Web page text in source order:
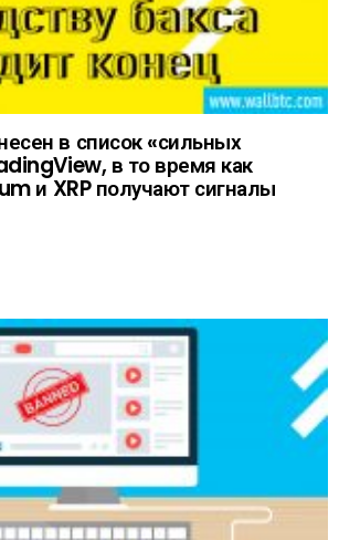
в список «сильных
в то время как
и XRP получают сигналы